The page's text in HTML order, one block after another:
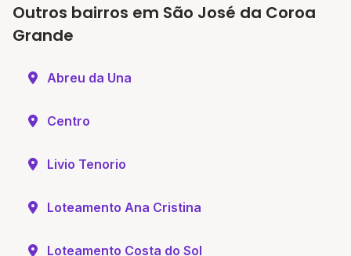
Outros bairros em São José da Coroa
Grande
Abreu da Una
Centro
Livio Tenorio
Loteamento Ana Cristina
Loteamento Costa do Sol